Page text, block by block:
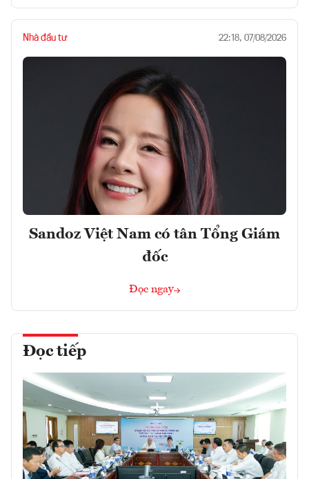
Nhà đầu tư 22:18, 07/08/2026
Sandoz Việt Nam có tân Tổng Giám
đốc
Đọc ngay
Đọc tiếp